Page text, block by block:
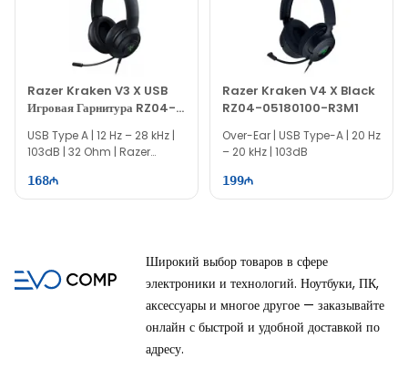
Razer Kraken V3 X USB
Игровая Гарнитура RZ04-
03750300-R3M1
USB Type A | 12 Hz – 28 kHz |
103dB | 32 Ohm | Razer
168
Razer Kraken V4 X Black
RZ04-05180100-R3M1
Over-Ear | USB Type-A | 20 Hz
– 20 kHz | 103dB
199
Широкий выбор товаров в сфере
электроники и технологий. Ноутбуки, ПК,
аксессуары и многое другое — заказывайте
онлайн с быстрой и удобной доставкой по
адресу.